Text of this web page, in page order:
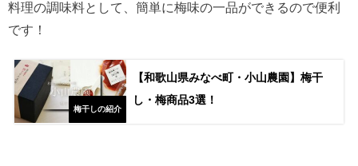
料理の調味料として、簡単に梅味の一品ができるので便利
です！
梅干しの紹介
【和歌山県みなべ町・小山農園】梅干
し・梅商品3選！